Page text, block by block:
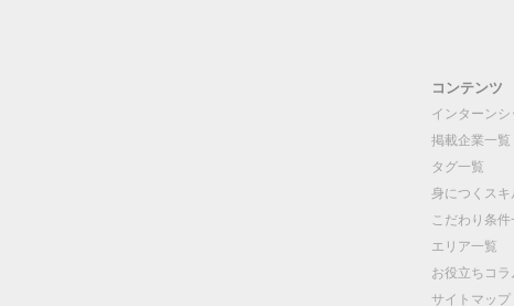
コンテンツ
インターンシ
掲載企業一覧
タグ一覧
身につくスキ
こだわり条件
エリア一覧
お役立ちコラ
サイトマップ